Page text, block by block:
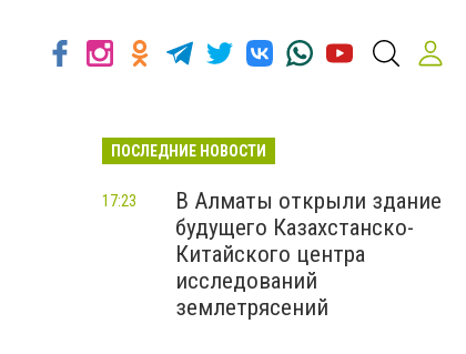
ПОСЛЕДНИЕ НОВОСТИ
В Алматы открыли здание
будущего Казахстанско-
Китайского центра
исследований
землетрясений
17:23